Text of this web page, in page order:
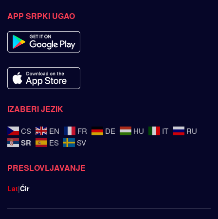
APP SRPKI UGAO
IZABERI JEZIK
CS EN FR DE HU IT RU
SR ES SV
PRESLOVLJAVANJE
Lat|Ćir